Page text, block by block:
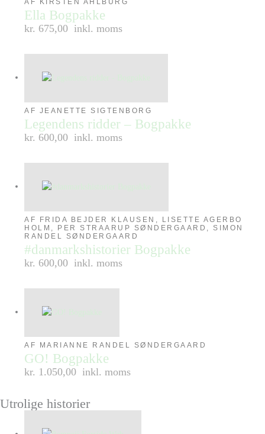
AF KIRSTEN AHLBURG
Ella Bogpakke
kr. 675,00 inkl. moms
AF JEANETTE SIGTENBORG
Legendens ridder – Bogpakke
kr. 600,00 inkl. moms
AF FRIDA BEJDER KLAUSEN, LISETTE AGERBO
HOLM, PER STRAARUP SØNDERGAARD, SIMON
RANDEL SØNDERGAARD
#danmarkshistorier Bogpakke
kr. 600,00 inkl. moms
AF MARIANNE RANDEL SØNDERGAARD
GO! Bogpakke
kr. 1.050,00 inkl. moms
Utrolige historier